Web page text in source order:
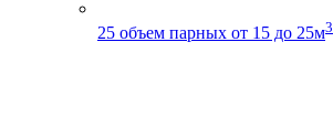
25 объем парных от 15 до 25м3